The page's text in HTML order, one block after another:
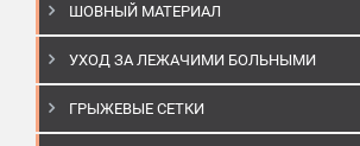
ШОВНЫЙ МАТЕРИАЛ
УХОД ЗА ЛЕЖАЧИМИ БОЛЬНЫМИ
ГРЫЖЕВЫЕ СЕТКИ